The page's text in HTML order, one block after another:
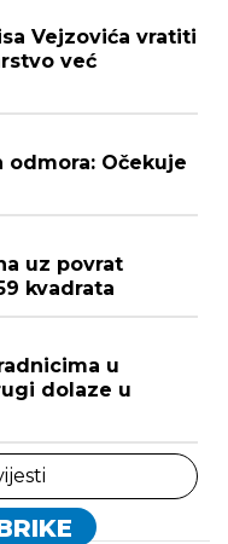
Vejzovića vratiti
već
Očekuje
uz povrat
kvadrata
u
dolaze u